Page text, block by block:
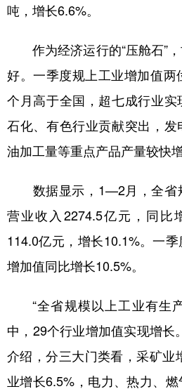
吨，增长6.6%。
作为经济运行的“压舱石”，
好。一季度规上工业增加值
个月高于全国，超七成行业实
石化、有色行业贡献突出，
油加工量等重点产品产量较快增
数据显示，1—2月，全省
营业收入2274.5亿元，同比
114.0亿元，增长10.1%。一
增加值同比增长10.5%。
“全省规模以上工业有生
中，29个行业增加值实现增长
介绍，分三大门类看，采矿业
业增长6.5%，电力、热力、